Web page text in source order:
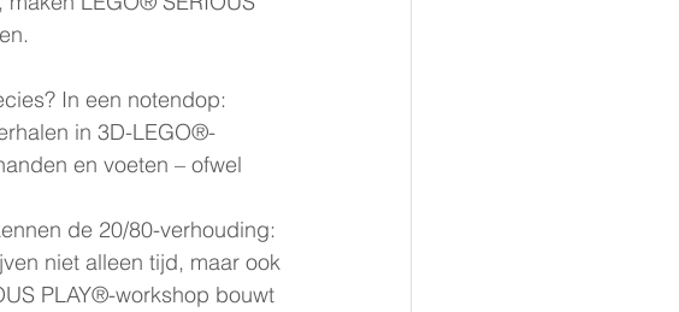
In een notendop:
in 3D-LEGO®-
en voeten – ofwel
de 20/80-verhouding:
niet alleen tijd, maar ook
PLAY®-workshop bouwt